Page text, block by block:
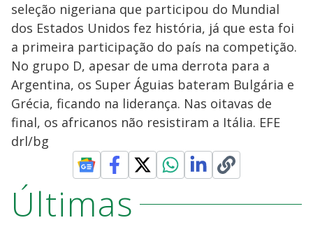
seleção nigeriana que participou do Mundial
dos Estados Unidos fez história, já que esta foi
a primeira participação do país na competição.
No grupo D, apesar de uma derrota para a
Argentina, os Super Águias bateram Bulgária e
Grécia, ficando na liderança. Nas oitavas de
final, os africanos não resistiram a Itália. EFE
drl/bg
Últimas